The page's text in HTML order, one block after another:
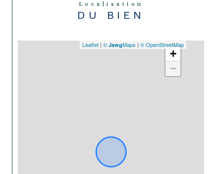
Localisation
DU BIEN
+
−
Leaflet | © JawgMaps | © OpenStreetMap